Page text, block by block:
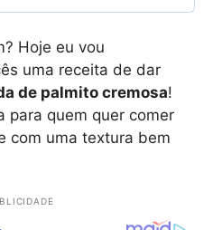
Hoje eu vou
uma receita de dar
de palmito cremosa!
para quem quer comer
com uma textura bem